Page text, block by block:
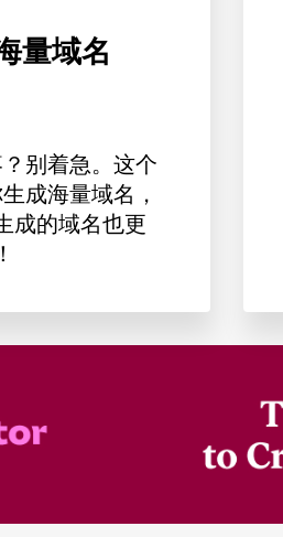
量域名
别着急。这个
成海量域名，
成的域名也更